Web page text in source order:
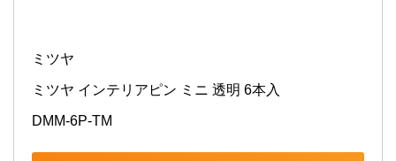
ミツヤ
ミツヤ インテリアピン ミニ 透明 6本入
DMM-6P-TM